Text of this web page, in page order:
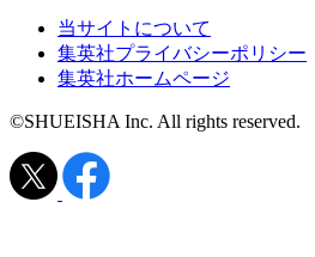
当サイトについて
集英社プライバシーポリシー
集英社ホームページ
©SHUEISHA Inc. All rights reserved.